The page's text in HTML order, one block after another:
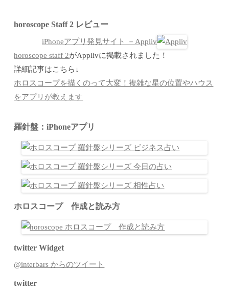
horoscope Staff 2 レビュー
iPhoneアプリ発見サイト －Appliv
horoscope staff 2がApplivに掲載されました！
詳細記事はこちら↓
ホロスコープを描くのって大変！複雑な星の位置やハウス
をアプリが教えます
羅針盤：iPhoneアプリ
ホロスコープ 作成と読み方
twitter Widget
@interbars からのツイート
twitter